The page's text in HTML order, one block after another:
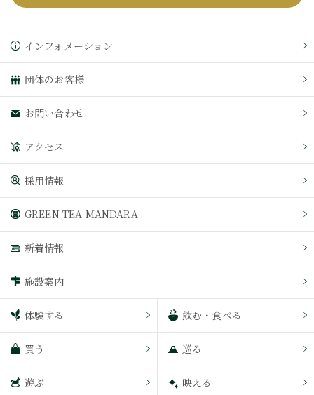
インフォメーション
団体のお客様
お問い合わせ
アクセス
採用情報
GREEN TEA MANDARA
新着情報
施設案内
体験する 飲む・食べる
買う 巡る
遊ぶ 映える